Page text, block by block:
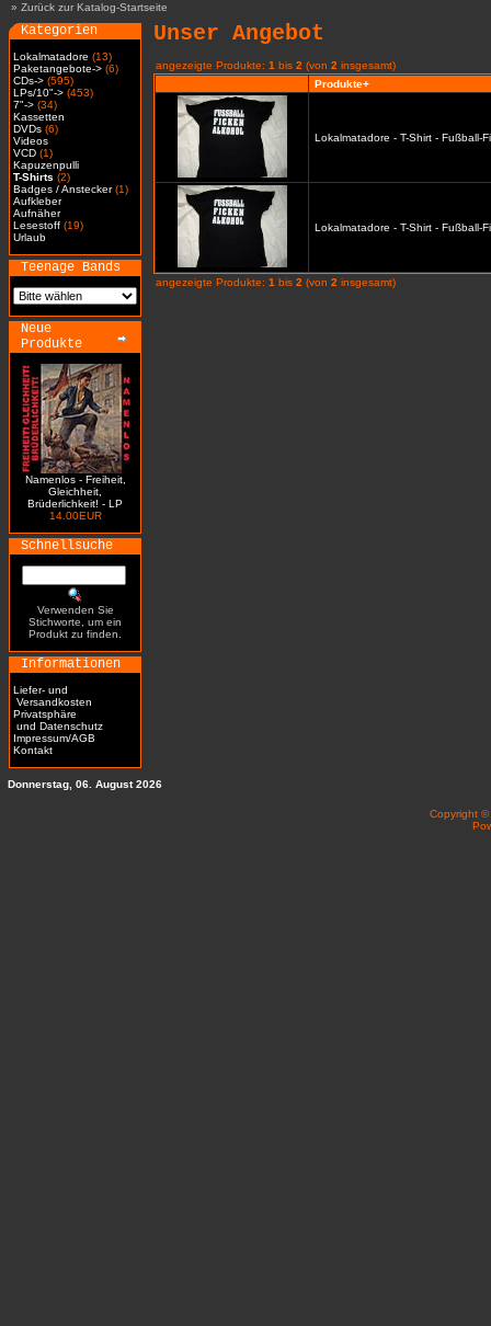
» Zurück zur Katalog-Startseite
Kategorien
Lokalmatadore (13)
Paketangebote-> (6)
CDs-> (595)
LPs/10"-> (453)
7"-> (34)
Kassetten
DVDs (6)
Videos
VCD (1)
Kapuzenpulli
T-Shirts (2)
Badges / Anstecker(1)
Aufkleber
Aufnäher
Lesestoff (19)
Urlaub
Teenage Bands
Neue
Produkte
Namenlos - Freiheit,
Gleichheit,
Brüderlichkeit! - LP
14.00EUR
Schnellsuche
Verwenden Sie
Stichworte, um ein
Produkt zu finden.
Informationen
Liefer- und
Versandkosten
Privatsphäre
und Datenschutz
Impressum/AGB
Kontakt
Unser Angebot
angezeigte Produkte: 1 bis 2 (von 2 insgesamt)
Produkte+
Lokalmatadore - T-Shirt - Fußball-
Lokalmatadore - T-Shirt - Fußball-
angezeigte Produkte: 1 bis 2 (von 2 insgesamt)
Donnerstag, 06. August 2026
Copyright